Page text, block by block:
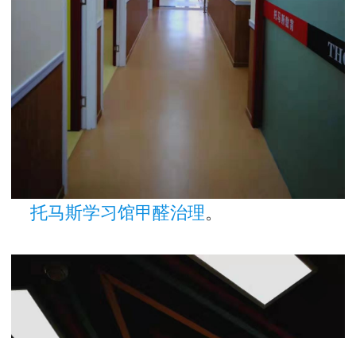
托马斯学习馆甲醛治理。